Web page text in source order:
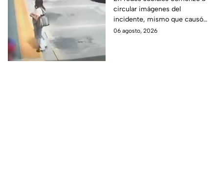
4tropella a una familia
en reconocida plaza
comercial
circular imágenes del
incidente, mismo que causó
diversas reacciones entre los
06 agosto, 2026